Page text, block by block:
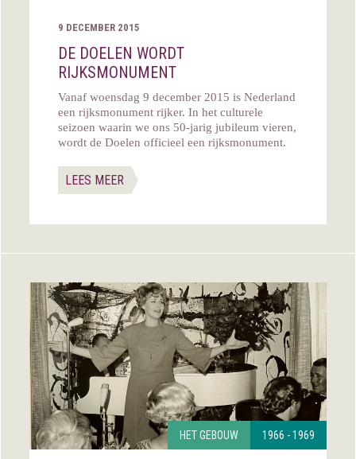
9 DECEMBER 2015
DE DOELEN WORDT
RIJKSMONUMENT
Vanaf woensdag 9 december 2015 is Nederland
een rijksmonument rijker. In het culturele
seizoen waarin we ons 50-jarig jubileum vieren,
wordt de Doelen officieel een rijksmonument.
LEES MEER
HET GEBOUW 1966 - 1969